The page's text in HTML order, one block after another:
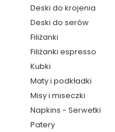
Deski do krojenia
Deski do serów
Filiżanki
Filiżanki espresso
Kubki
Maty i podkładki
Misy i miseczki
Napkins - Serwetki
Patery